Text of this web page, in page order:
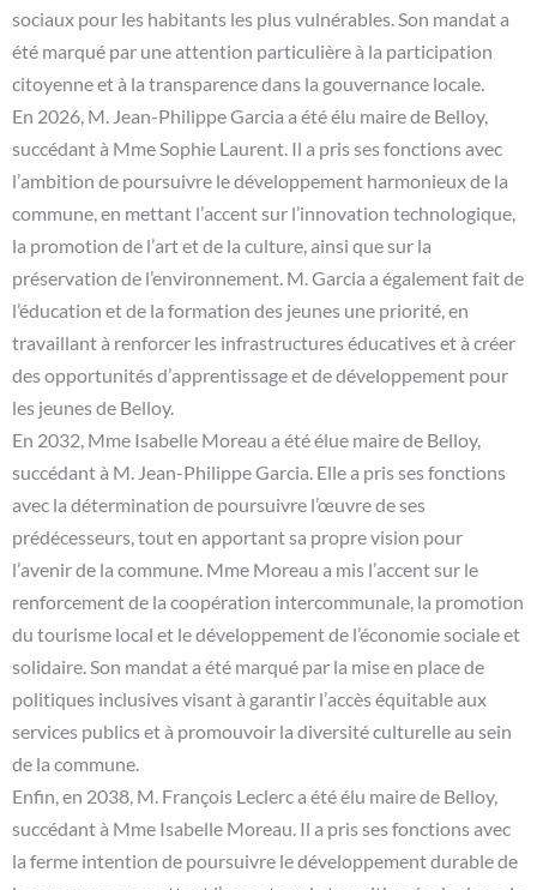
sociaux pour les habitants les plus vulnérables. Son mandat a
été marqué par une attention particulière à la participation
citoyenne et à la transparence dans la gouvernance locale.
En 2026, M. Jean-Philippe Garcia a été élu maire de Belloy,
succédant à Mme Sophie Laurent. Il a pris ses fonctions avec
l’ambition de poursuivre le développement harmonieux de la
commune, en mettant l’accent sur l’innovation technologique,
la promotion de l’art et de la culture, ainsi que sur la
préservation de l’environnement. M. Garcia a également fait de
l’éducation et de la formation des jeunes une priorité, en
travaillant à renforcer les infrastructures éducatives et à créer
des opportunités d’apprentissage et de développement pour
les jeunes de Belloy.
En 2032, Mme Isabelle Moreau a été élue maire de Belloy,
succédant à M. Jean-Philippe Garcia. Elle a pris ses fonctions
avec la détermination de poursuivre l’œuvre de ses
prédécesseurs, tout en apportant sa propre vision pour
l’avenir de la commune. Mme Moreau a mis l’accent sur le
renforcement de la coopération intercommunale, la promotion
du tourisme local et le développement de l’économie sociale et
solidaire. Son mandat a été marqué par la mise en place de
politiques inclusives visant à garantir l’accès équitable aux
services publics et à promouvoir la diversité culturelle au sein
de la commune.
Enfin, en 2038, M. François Leclerc a été élu maire de Belloy,
succédant à Mme Isabelle Moreau. Il a pris ses fonctions avec
la ferme intention de poursuivre le développement durable de